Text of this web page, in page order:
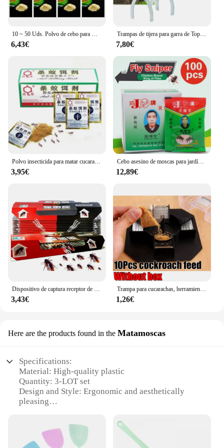
10 ~ 50 Uds. Polvo de cebo para matar cucarachas efectivo uso doméstico cucarachas insectos cucarachas asesino Anti plagas trampa para rechazar trampas para Control de plagas
6,43€
Trampas de tijera para garra de Topo, jaula de alta resistencia para matar ratones, trampas para ratas multifunción, 2024
7,80€
Polvo insecticida para matar cucarachas, cebo para matar cucarachas, mata insectos, Mata cucarachas, repele plagas, Control de plagas, trampa para veneno
3,95€
Cebo asesino de moscas para jardín, trampa atrayente, insecticida, antipolvo, para Control de plagas, 100 unidades
12,89€
Dispositivo de captura receptor de 5 uds., pegatinas de trampas súper adhesivas para matar cucarachas
3,43€
Trampa para cucarachas, herramienta para atrapar insectos, caja para cucarachas con alimentación de cucarachas, seguridad física, tamaño de insectos, trampa para matar, cocina interior para el hogar
1,26€
Here are the products found in the Matamoscas
Specifications:
Material: High-quality plastic
Quantity: 3-LOT set
Design and Style: Ergonomic and aesthetically
pleasing
Performance and Property: Effective mosquito
trapping